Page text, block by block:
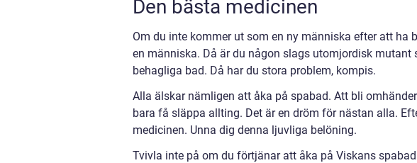
Den bästa medicinen
Om du inte kommer ut som en ny människa efter att ha
en människa. Då är du någon slags utomjordisk
behagliga bad. Då har du stora problem, kompis.
Alla älskar nämligen att åka på spabad. Att bli
bara få släppa allting. Det är en dröm för nästan alla.
medicinen. Unna dig denna ljuvliga belöning.
Tvivla inte på om du förtjänar att åka på Viskans